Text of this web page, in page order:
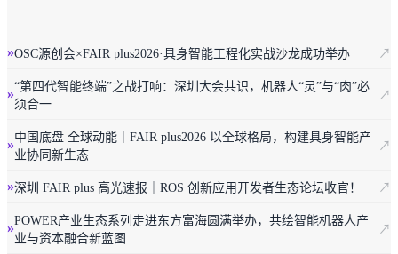
»OSC源创会×FAIR plus2026·具身智能工程化实战沙龙成功举办 ↗
»“第四代智能终端”之战打响：深圳大会共识，机器人“灵”与“肉”必
须合一
↗
»中国底盘 全球动能｜FAIR plus2026 以全球格局，构建具身智能产
业协同新生态
↗
»深圳 FAIR plus 高光速报｜ROS 创新应用开发者生态论坛收官！ ↗
»POWER产业生态系列走进东方富海圆满举办，共绘智能机器人产
业与资本融合新蓝图
↗